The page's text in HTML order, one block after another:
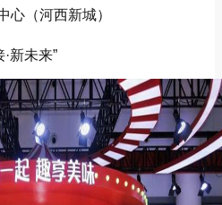
心（河西新城）
新未来”